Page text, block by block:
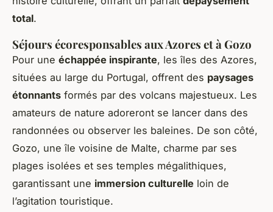
total.
Séjours écoresponsables aux Azores et à Gozo
Pour une échappée inspirante, les îles des Azores,
situées au large du Portugal, offrent des paysages
étonnants formés par des volcans majestueux. Les
amateurs de nature adoreront se lancer dans des
randonnées ou observer les baleines. De son côté,
Gozo, une île voisine de Malte, charme par ses
plages isolées et ses temples mégalithiques,
garantissant une immersion culturelle loin de
l’agitation touristique.